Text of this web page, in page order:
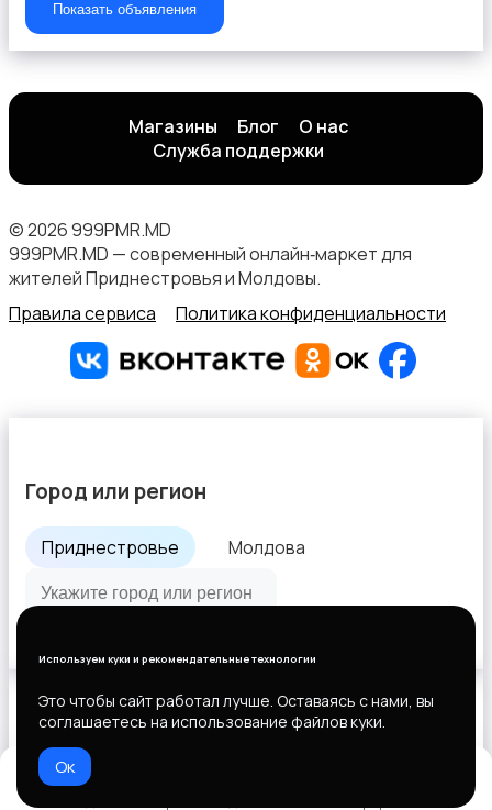
Показать объявления
Магазины Блог
О нас
Служба поддержки
© 2026 999PMR.MD
999PMR.MD — современный онлайн‑маркет для
жителей Приднестровья и Молдовы.
Правила сервиса
Политика конфиденциальности
Используем куки и рекомендательные технологии
Это чтобы сайт работал лучше. Оставаясь с нами, вы
соглашаетесь на использование файлов куки.
Ок
Город или регион
Приднестровье Молдова
Выберите способ оплаты